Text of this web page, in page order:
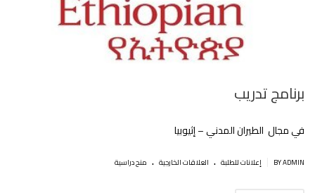
برنامج تدريب
في مجال الطيران المدني – إثيوبيا
BY ADMIN إعلانات للطلبة . العلاقات الخارجية . منح دراسية